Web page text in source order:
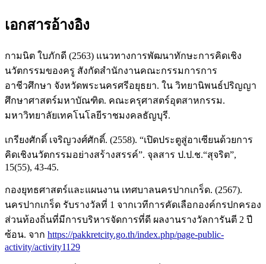
เอกสารอ้างอิง
กามนิต ใบภักดี (2563) แนวทางการพัฒนาทักษะการคิดเชิง
นวัตกรรมของครู สังกัดสำนักงานคณะกรรมการการ
อาชีวศึกษา จังหวัดพระนครศรีอยุธยา. ใน วิทยานิพนธ์ปริญญา
ศึกษาศาสตร์มหาบัณฑิต. คณะครุศาสตร์อุตสาหกรรม.
มหาวิทยาลัยเทคโนโลยีราชมงคลธัญบุรี.
เกรียงศักดิ์ เจริญวงศ์ศักดิ์. (2558). “เปิดประตูสู่อาเซียนด้วยการ
คิดเชิงนวัตกรรมอย่างสร้างสรรค์”. จุลสาร ป.ป.ช.“สุจริต”,
15(55), 43-45.
กองยุทธศาสตร์และแผนงาน เทศบาลนครปากเกร็ด. (2567).
นครปากเกร็ด รับรางวัลที่ 1 จากเวทีการคัดเลือกองค์กรปกครอง
ส่วนท้องถิ่นที่มีการบริหารจัดการที่ดี ผลงานรางวัลการันตี 2 ปี
ซ้อน. จาก https://pakkretcity.go.th/index.php/page-public-
activity/activity1129